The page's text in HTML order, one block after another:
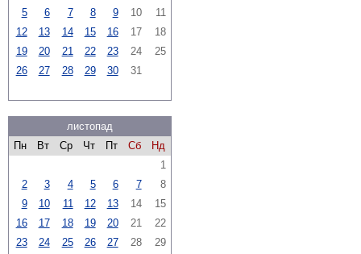
5
6 7 8 9 10
11
12
13 14 15 16 17
18
19
20 21 22 23 24
25
26
27 28 29 30 31
листопад
Пн
Вт Ср Чт Пт Сб
Нд
1
2
3 4 5 6 7
8
9
10 11 12 13 14
15
16
17 18 19 20 21
22
23
24 25 26 27 28
29